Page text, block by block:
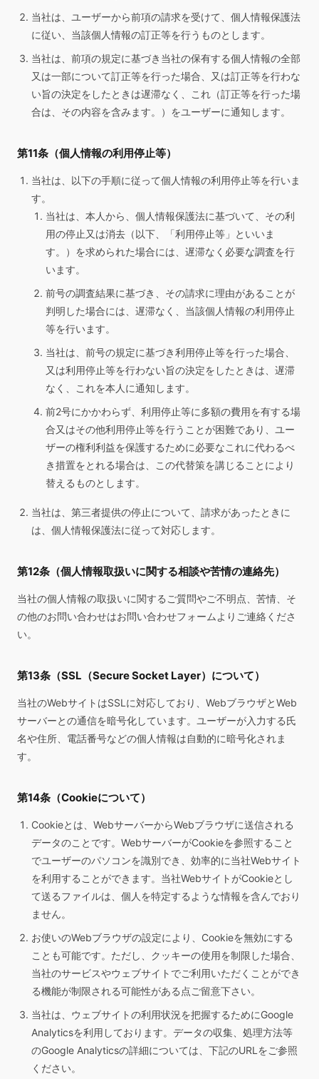
当社は、ユーザーから前項の請求を受けて、個人情報保護法
に従い、当該個人情報の訂正等を行うものとします。
当社は、前項の規定に基づき当社の保有する個人情報の全部
又は一部について訂正等を行った場合、又は訂正等を行わな
い旨の決定をしたときは遅滞なく、これ（訂正等を行った場
合は、その内容を含みます。）をユーザーに通知します。
第11条（個人情報の利用停止等）
当社は、以下の手順に従って個人情報の利用停止等を行いま
す。
当社は、本人から、個人情報保護法に基づいて、その利
用の停止又は消去（以下、「利用停止等」といいま
す。）を求められた場合には、遅滞なく必要な調査を行
います。
前号の調査結果に基づき、その請求に理由があることが
判明した場合には、遅滞なく、当該個人情報の利用停止
等を行います。
当社は、前号の規定に基づき利用停止等を行った場合、
又は利用停止等を行わない旨の決定をしたときは、遅滞
なく、これを本人に通知します。
前2号にかかわらず、利用停止等に多額の費用を有する場
合又はその他利用停止等を行うことが困難であり、ユー
ザーの権利利益を保護するために必要なこれに代わるべ
き措置をとれる場合は、この代替策を講じることにより
替えるものとします。
当社は、第三者提供の停止について、請求があったときに
は、個人情報保護法に従って対応します。
第12条（個人情報取扱いに関する相談や苦情の連絡先）
当社の個人情報の取扱いに関するご質問やご不明点、苦情、そ
の他のお問い合わせはお問い合わせフォームよりご連絡くださ
い。
第13条（SSL（Secure Socket Layer）について）
当社のWebサイトはSSLに対応しており、WebブラウザとWeb
サーバーとの通信を暗号化しています。ユーザーが入力する氏
名や住所、電話番号などの個人情報は自動的に暗号化されま
す。
第14条（Cookieについて）
Cookieとは、WebサーバーからWebブラウザに送信される
データのことです。WebサーバーがCookieを参照すること
でユーザーのパソコンを識別でき、効率的に当社Webサイト
を利用することができます。当社WebサイトがCookieとし
て送るファイルは、個人を特定するような情報を含んでおり
ません。
お使いのWebブラウザの設定により、Cookieを無効にする
ことも可能です。ただし、クッキーの使用を制限した場合、
当社のサービスやウェブサイトでご利用いただくことができ
る機能が制限される可能性がある点ご留意下さい。
当社は、ウェブサイトの利用状況を把握するためにGoogle
Analyticsを利用しております。データの収集、処理方法等
のGoogle Analyticsの詳細については、下記のURLをご参照
ください。